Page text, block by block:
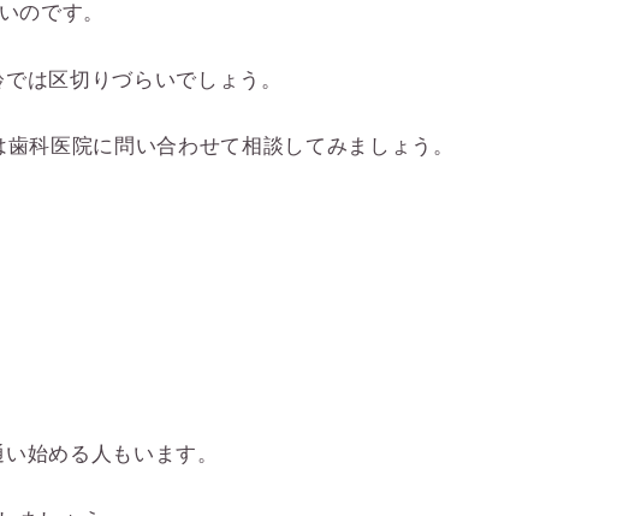
のです。
は区切りづらいでしょう。
科医院に問い合わせて相談してみましょう。
始める人もいます。